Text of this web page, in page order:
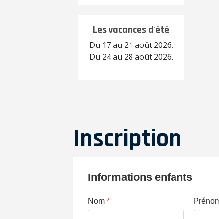
Les vacances d'été
Du 17 au 21 août 2026.
Du 24 au 28 août 2026.
Inscription
Informations enfants
Nom *